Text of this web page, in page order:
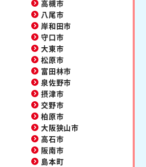
高槻市
八尾市
岸和田市
守口市
大東市
松原市
富田林市
泉佐野市
摂津市
交野市
柏原市
大阪狭山市
高石市
阪南市
島本町